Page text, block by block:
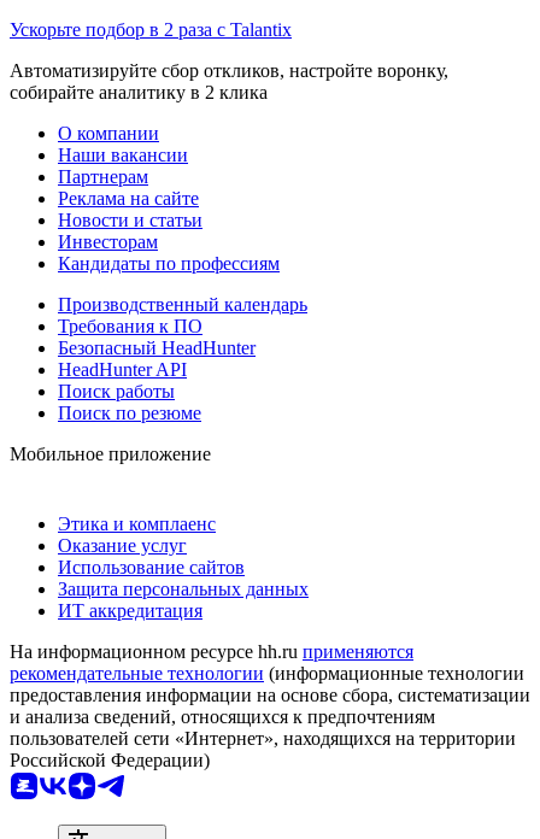
Ускорьте подбор в 2 раза с Talantix
Автоматизируйте сбор откликов, настройте воронку,
собирайте аналитику в 2 клика
О компании
Наши вакансии
Партнерам
Реклама на сайте
Новости и статьи
Инвесторам
Кандидаты по профессиям
Производственный календарь
Требования к ПО
Безопасный HeadHunter
HeadHunter API
Поиск работы
Поиск по резюме
Мобильное приложение
Этика и комплаенс
Оказание услуг
Использование сайтов
Защита персональных данных
ИТ аккредитация
На информационном ресурсе hh.ru применяются
рекомендательные технологии (информационные технологии
предоставления информации на основе сбора, систематизации
и анализа сведений, относящихся к предпочтениям
пользователей сети «Интернет», находящихся на территории
Российской Федерации)